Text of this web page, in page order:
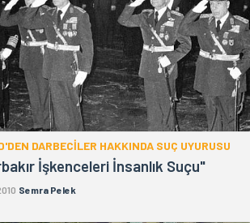
DARBECİLER HAKKINDA SUÇ UYURUSU
İşkenceleri İnsanlık Suçu"
Semra Pelek